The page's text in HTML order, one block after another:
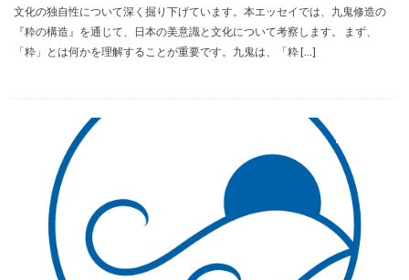
文化の独自性について深く掘り下げています。本エッセイでは、九鬼修造の
『粋の構造』を通じて、日本の美意識と文化について考察します。 まず、
「粋」とは何かを理解することが重要です。九鬼は、「粋 […]